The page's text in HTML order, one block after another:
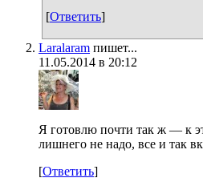
[Ответить]
Laralaram пишет...
11.05.2014 в 20:12
Я готовлю почти так ж — к
лишнего не надо, все и так
[Ответить]